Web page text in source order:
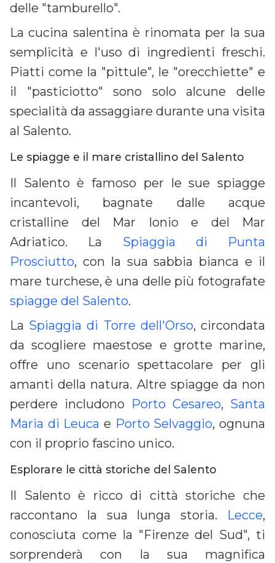
delle "tamburello".
La cucina salentina è rinomata per la sua
semplicità e l'uso di ingredienti freschi.
Piatti come la "pittule", le "orecchiette" e
il "pasticiotto" sono solo alcune delle
specialità da assaggiare durante una visita
al Salento.
Le spiagge e il mare cristallino del Salento
Il Salento è famoso per le sue spiagge
incantevoli, bagnate dalle acque
cristalline del Mar Ionio e del Mar
Adriatico. La Spiaggia di Punta
Prosciutto, con la sua sabbia bianca e il
mare turchese, è una delle più fotografate
spiagge del Salento.
La Spiaggia di Torre dell'Orso, circondata
da scogliere maestose e grotte marine,
offre uno scenario spettacolare per gli
amanti della natura. Altre spiagge da non
perdere includono Porto Cesareo, Santa
Maria di Leuca e Porto Selvaggio, ognuna
con il proprio fascino unico.
Esplorare le città storiche del Salento
Il Salento è ricco di città storiche che
raccontano la sua lunga storia. Lecce,
conosciuta come la "Firenze del Sud", ti
sorprenderà con la sua magnifica